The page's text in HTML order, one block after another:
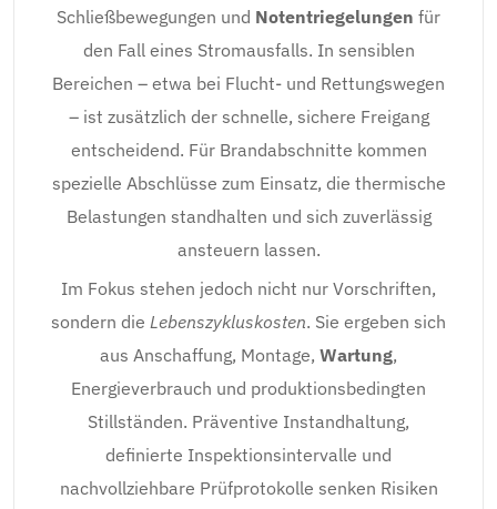
Schließbewegungen und Notentriegelungen für
den Fall eines Stromausfalls. In sensiblen
Bereichen – etwa bei Flucht- und Rettungswegen
– ist zusätzlich der schnelle, sichere Freigang
entscheidend. Für Brandabschnitte kommen
spezielle Abschlüsse zum Einsatz, die thermische
Belastungen standhalten und sich zuverlässig
ansteuern lassen.
Im Fokus stehen jedoch nicht nur Vorschriften,
sondern die Lebenszykluskosten. Sie ergeben sich
aus Anschaffung, Montage, Wartung,
Energieverbrauch und produktionsbedingten
Stillständen. Präventive Instandhaltung,
definierte Inspektionsintervalle und
nachvollziehbare Prüfprotokolle senken Risiken